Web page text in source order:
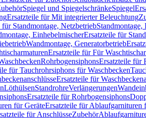
Spiegel und SpiegelschränkeSpiegel
Ersatzteile für Mit integrierter Beleuchtung
für Standmontage, NetzbetriebStandmontage,
EinhebelmischerErsatzteile für
Wandmontage, Generatorbetrieb
Ersatzteile für Für
RohrbogensiphonsErsatzteile für
für Tauchrohrsiphons für Waschbecken
Ersatzteile für
LöthülsenStandrohreVerlängerungen
Ersatzteile für Rohrbogensiphons
für GeräteErsatzteile für Ablaufgarnituren
für AnschlüsseZubehör